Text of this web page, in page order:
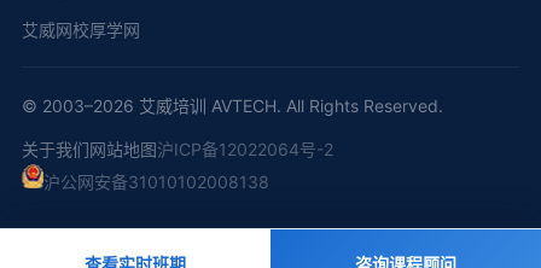
查看实时班期 咨询课程顾问
艾威网校厚学网
© 2003–2026 艾威培训 AVTECH. All Rights Reserved.
关于我们网站地图沪ICP备12022064号-2
沪公网安备31010102008138